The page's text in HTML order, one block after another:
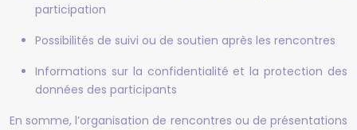
participation
Possibilités de suivi ou de soutien après les rencontres
Informations sur la confidentialité et la protection des
données des participants
En somme, l’organisation de rencontres ou de présentations